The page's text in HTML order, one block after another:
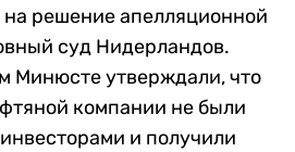
решение апелляционной
суд Нидерландов.
Минюсте утверждали, что
компании не были
и получили